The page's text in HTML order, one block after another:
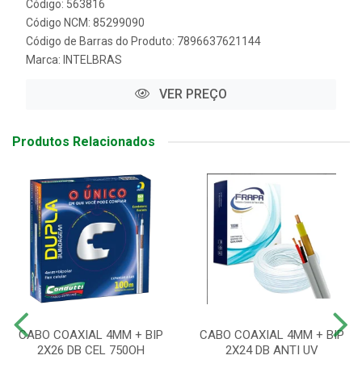
Código: 563816
Código NCM: 85299090
Código de Barras do Produto: 7896637621144
Marca: INTELBRAS
VER PREÇO
Produtos Relacionados
CABO COAXIAL 4MM + BIP
2X26 DB CEL 750OH
CABO COAXIAL 4MM + BIP
2X24 DB ANTI UV